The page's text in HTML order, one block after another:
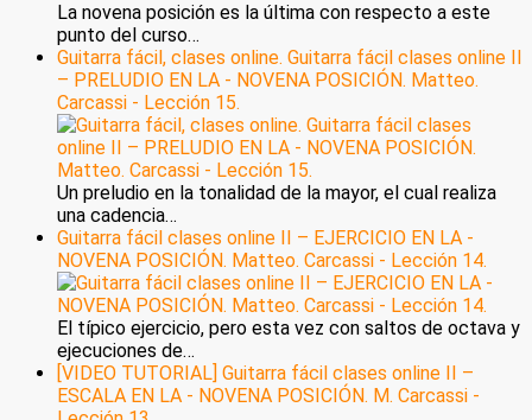
La novena posición es la última con respecto a este
punto del curso…
Guitarra fácil, clases online. Guitarra fácil clases online II
– PRELUDIO EN LA - NOVENA POSICIÓN. Matteo.
Carcassi - Lección 15.
Un preludio en la tonalidad de la mayor, el cual realiza
una cadencia…
Guitarra fácil clases online II – EJERCICIO EN LA -
NOVENA POSICIÓN. Matteo. Carcassi - Lección 14.
El típico ejercicio, pero esta vez con saltos de octava y
ejecuciones de…
[VIDEO TUTORIAL] Guitarra fácil clases online II –
ESCALA EN LA - NOVENA POSICIÓN. M. Carcassi -